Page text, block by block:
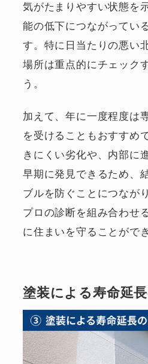
気がたまりやすい状態を
能の低下につながってい
す。特に日当たりの悪い
場所は重点的にチェック
う。
加えて、年に一度程度は
を受けることもおすすめ
きにくい劣化や、内部に
早期に発見できるため、
ブルを防ぐことにつなが
プロの診断を組み合わせ
に住まいを守ることがで
塗装による寿命延